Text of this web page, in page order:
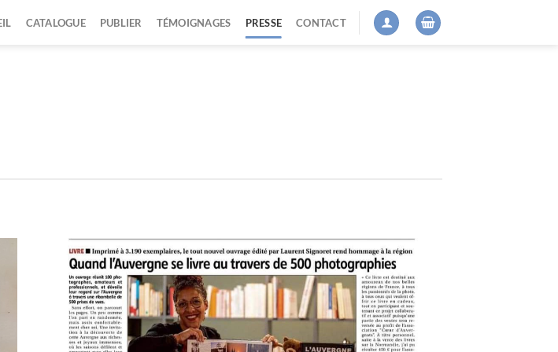
CATALOGUE PUBLIER TÉMOIGNAGES PRESSE CONTACT